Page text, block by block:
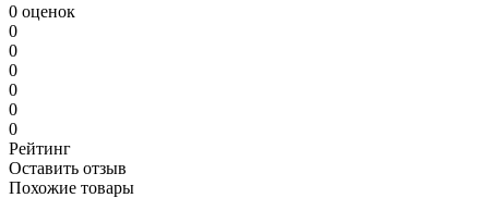
0 оценок
0
0
0
0
0
0
Рейтинг
Оставить отзыв
Похожие товары